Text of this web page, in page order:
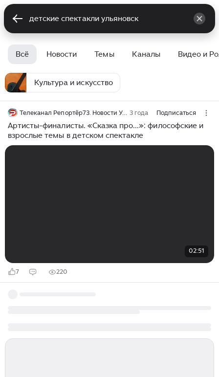
Всё Новости Темы Каналы Видео и
Культура и искусство
Телеканал Репортёр73. Новости Ульяновск 3 года Подписаться
Артисты-финалисты. «Сказка про...»: философские и
взрослые темы в детском спектакле
02:51
7 220